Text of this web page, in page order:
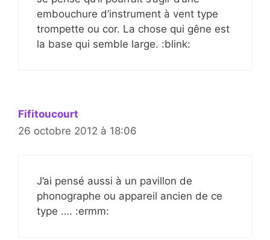
embouchure d’instrument à vent type
trompette ou cor. La chose qui gêne est
la base qui semble large. :blink:
Fifitoucourt
26 octobre 2012 à 18:06
J’ai pensé aussi à un pavillon de
phonographe ou appareil ancien de ce
type …. :ermm: